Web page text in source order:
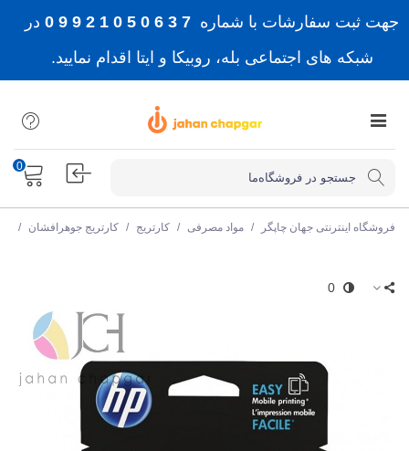
جهت ثبت سفارشات با شماره 7 3 6 0 5 0 1 2 9 9 0
در
شبکه های اجتماعی بله، روبیکا و ایتا اقدام نمایید.
0
فروشگاه اینترنتی جهان چاپگر / مواد مصرفی / کارتریج / کارتریج جوهرافشان /
0